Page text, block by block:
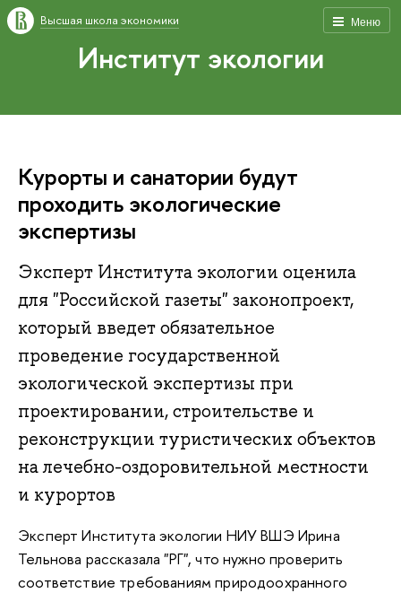
Меню
Высшая школа экономики
Институт экологии
Курорты и санатории будут
проходить экологические
экспертизы
Эксперт Института экологии оценила
для "Российской газеты" законопроект,
который введет обязательное
проведение государственной
экологической экспертизы при
проектировании, строительстве и
реконструкции туристических объектов
на лечебно-оздоровительной местности
и курортов
Эксперт Института экологии НИУ ВШЭ Ирина
Тельнова рассказала "РГ", что нужно проверить
соответствие требованиям природоохранного